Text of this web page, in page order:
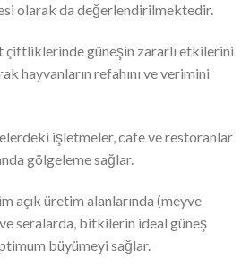
olarak da değerlendirilmektedir.
çiftliklerinde güneşin zararlı etkilerini
hayvanların refahını ve verimini
işletmeler, cafe ve restoranlar
gölgeleme sağlar.
açık üretim alanlarında (meyve
seralarda, bitkilerin ideal güneş
büyümeyi sağlar.